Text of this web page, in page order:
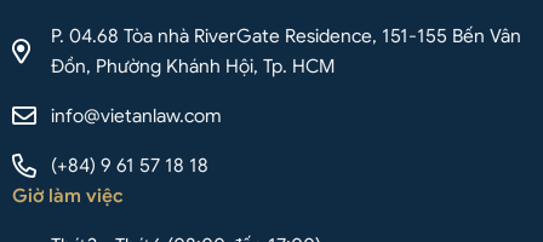
P. 04.68 Tòa nhà RiverGate Residence, 151-155 Bến Vân
Đồn, Phường Khánh Hội, Tp. HCM
info@vietanlaw.com
(+84) 9 61 57 18 18
Giờ làm việc